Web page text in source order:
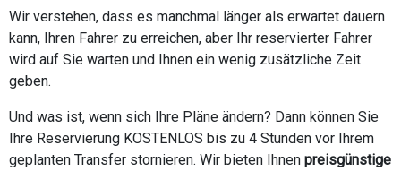
Wir verstehen, dass es manchmal länger als erwartet dauern
kann, Ihren Fahrer zu erreichen, aber Ihr reservierter Fahrer
wird auf Sie warten und Ihnen ein wenig zusätzliche Zeit
geben.
Und was ist, wenn sich Ihre Pläne ändern? Dann können Sie
Ihre Reservierung KOSTENLOS bis zu 4 Stunden vor Ihrem
geplanten Transfer stornieren. Wir bieten Ihnen preisgünstige